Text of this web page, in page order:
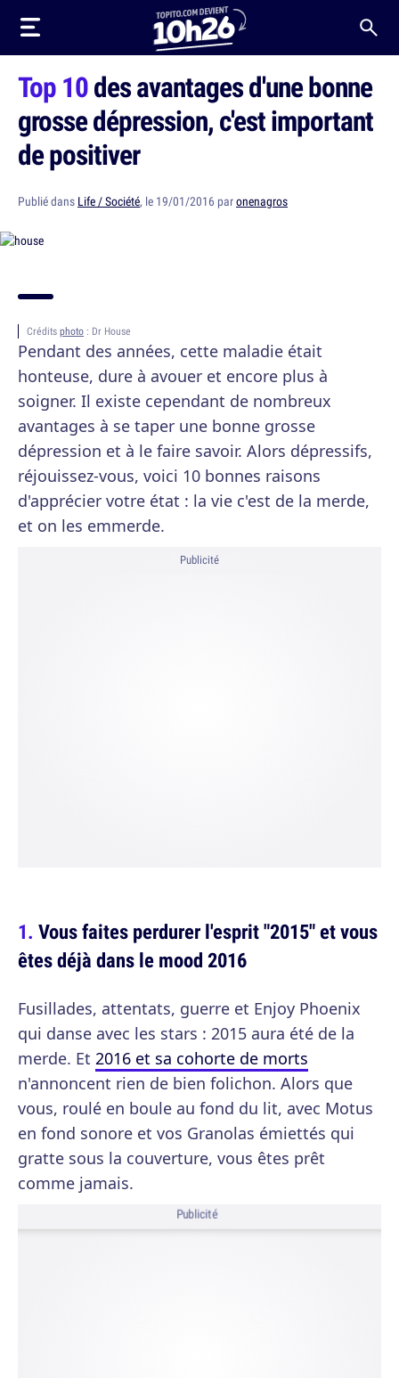
Top 10des avantages d'une bonne
grosse dépression, c'est important
de positiver
Publié dans Life / Société, le 19/01/2016 paronenagros
Crédits photo : Dr House
Pendant des années, cette maladie était
honteuse, dure à avouer et encore plus à
soigner. Il existe cependant de nombreux
avantages à se taper une bonne grosse
dépression et à le faire savoir. Alors dépressifs,
réjouissez-vous, voici 10 bonnes raisons
d'apprécier votre état : la vie c'est de la merde,
et on les emmerde.
Publicité
Vous faites perdurer l'esprit "2015" et vous
êtes déjà dans le mood 2016
Fusillades, attentats, guerre et Enjoy Phoenix
qui danse avec les stars : 2015 aura été de la
merde. Et 2016 et sa cohorte de morts
n'annoncent rien de bien folichon. Alors que
vous, roulé en boule au fond du lit, avec Motus
en fond sonore et vos Granolas émiettés qui
gratte sous la couverture, vous êtes prêt
comme jamais.
Publicité